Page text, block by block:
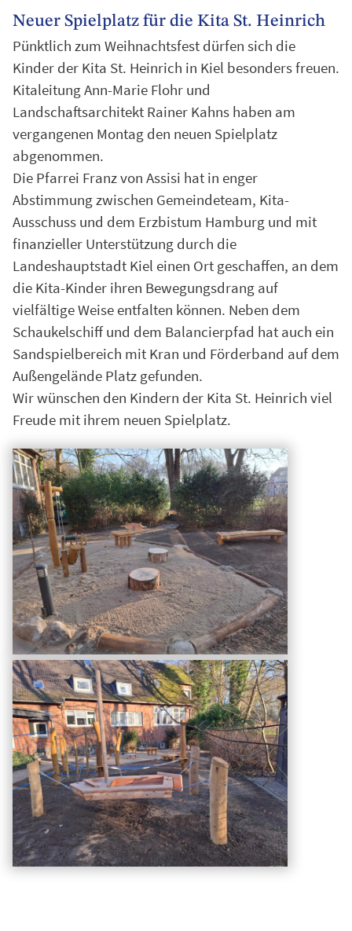
Neuer Spielplatz für die Kita St. Heinrich
Pünktlich zum Weihnachtsfest dürfen sich die
Kinder der Kita St. Heinrich in Kiel besonders freuen.
Kitaleitung Ann-Marie Flohr und
Landschaftsarchitekt Rainer Kahns haben am
vergangenen Montag den neuen Spielplatz
abgenommen.
Die Pfarrei Franz von Assisi hat in enger
Abstimmung zwischen Gemeindeteam, Kita-
Ausschuss und dem Erzbistum Hamburg und mit
finanzieller Unterstützung durch die
Landeshauptstadt Kiel einen Ort geschaffen, an dem
die Kita-Kinder ihren Bewegungsdrang auf
vielfältige Weise entfalten können. Neben dem
Schaukelschiff und dem Balancierpfad hat auch ein
Sandspielbereich mit Kran und Förderband auf dem
Außengelände Platz gefunden.
Wir wünschen den Kindern der Kita St. Heinrich viel
Freude mit ihrem neuen Spielplatz.